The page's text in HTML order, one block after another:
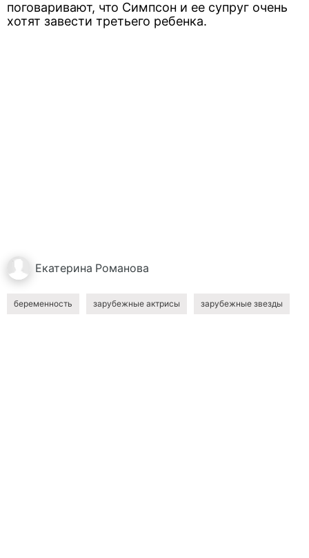
поговаривают, что Симпсон и ее супруг очень
хотят завести третьего ребенка.
Екатерина Романова
беременность зарубежные актрисы зарубежные звезды